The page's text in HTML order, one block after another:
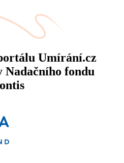
Umírání.cz
Nadačního fondu